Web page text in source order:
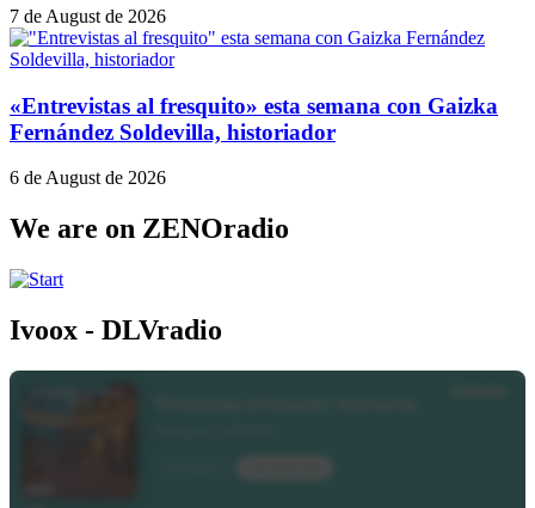
7 de August de 2026
«Entrevistas al fresquito» esta semana con Gaizka
Fernández Soldevilla, historiador
6 de August de 2026
We are on ZENOradio
Ivoox - DLVradio